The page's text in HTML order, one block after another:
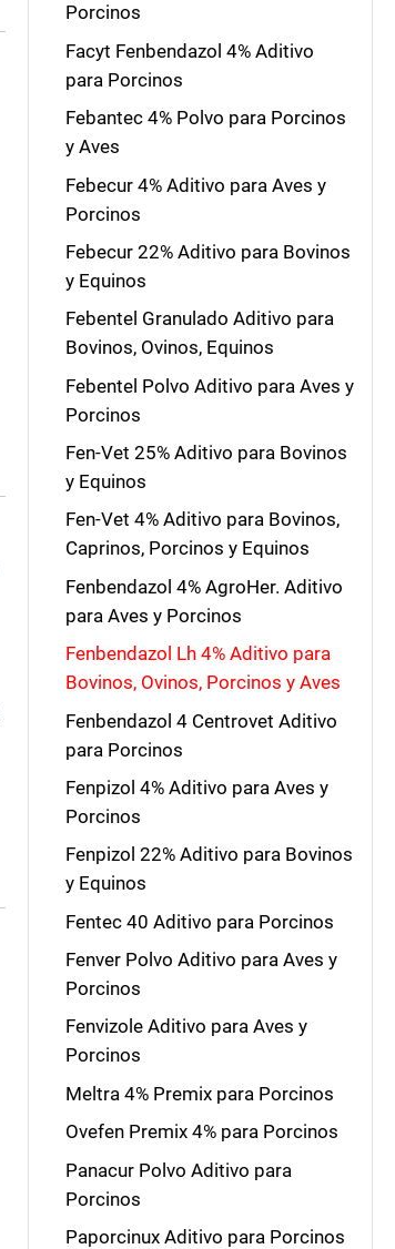
Porcinos
Facyt Fenbendazol 4% Aditivo
para Porcinos
Febantec 4% Polvo para Porcinos
y Aves
Febecur 4% Aditivo para Aves y
Porcinos
Febecur 22% Aditivo para Bovinos
y Equinos
Febentel Granulado Aditivo para
Bovinos, Ovinos, Equinos
Febentel Polvo Aditivo para Aves y
Porcinos
Fen-Vet 25% Aditivo para Bovinos
y Equinos
Fen-Vet 4% Aditivo para Bovinos,
Caprinos, Porcinos y Equinos
Fenbendazol 4% AgroHer. Aditivo
para Aves y Porcinos
Fenbendazol Lh 4% Aditivo para
Bovinos, Ovinos, Porcinos y Aves
Fenbendazol 4 Centrovet Aditivo
para Porcinos
Fenpizol 4% Aditivo para Aves y
Porcinos
Fenpizol 22% Aditivo para Bovinos
y Equinos
Fentec 40 Aditivo para Porcinos
Fenver Polvo Aditivo para Aves y
Porcinos
Fenvizole Aditivo para Aves y
Porcinos
Meltra 4% Premix para Porcinos
Ovefen Premix 4% para Porcinos
Panacur Polvo Aditivo para
Porcinos
Paporcinux Aditivo para Porcinos